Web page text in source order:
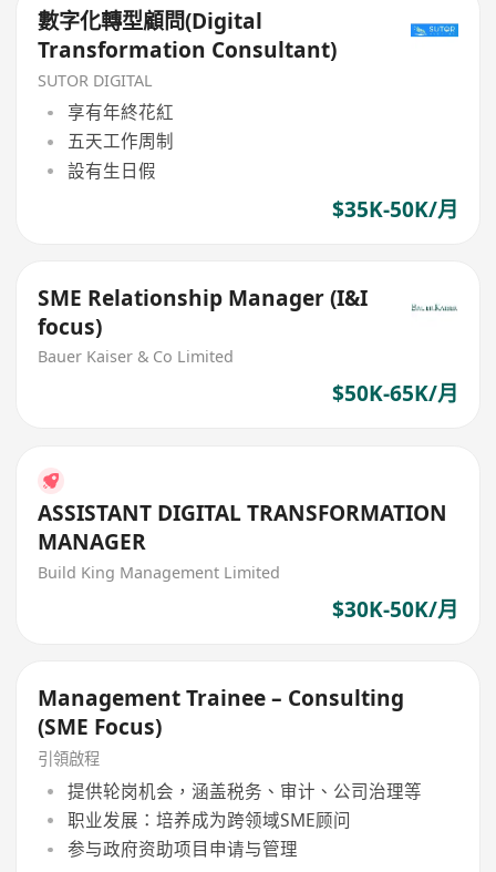
數字化轉型顧問(Digital
Transformation Consultant)
SUTOR DIGITAL
享有年終花紅
五天工作周制
設有生日假
$35K-50K/月
SME Relationship Manager (I&I
focus)
Bauer Kaiser & Co Limited
$50K-65K/月
ASSISTANT DIGITAL TRANSFORMATION
MANAGER
Build King Management Limited
$30K-50K/月
Management Trainee – Consulting
(SME Focus)
引領啟程
提供轮岗机会，涵盖税务、审计、公司治理等
职业发展：培养成为跨领域SME顾问
参与政府资助项目申请与管理